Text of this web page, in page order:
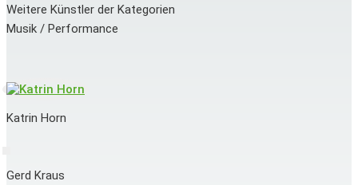
Weitere Künstler der Kategorien
Musik / Performance
Katrin Horn
Gerd Kraus